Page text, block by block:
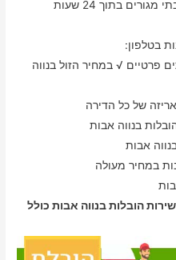
בתוך 24 שעות
בטלפון:
פרטיים √ במחיר הזול בנווה
של כל הדירה
בנווה אבות
אבות
במחיר מעולה
הובלות בנווה אבות כולל